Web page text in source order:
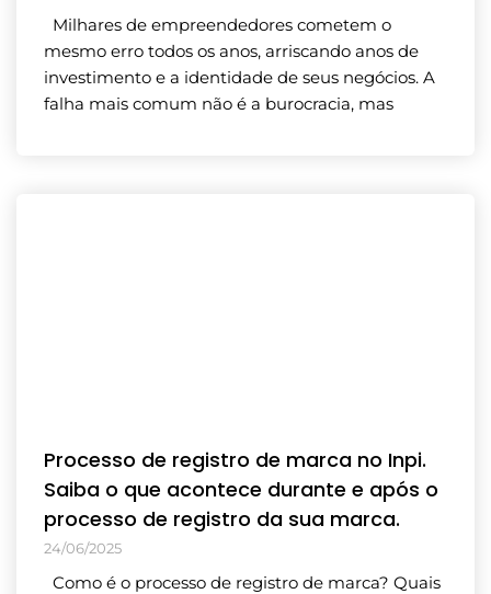
Milhares de empreendedores cometem o
mesmo erro todos os anos, arriscando anos de
investimento e a identidade de seus negócios. A
falha mais comum não é a burocracia, mas
Processo de registro de marca no Inpi.
Saiba o que acontece durante e após o
processo de registro da sua marca.
24/06/2025
Como é o processo de registro de marca? Quais